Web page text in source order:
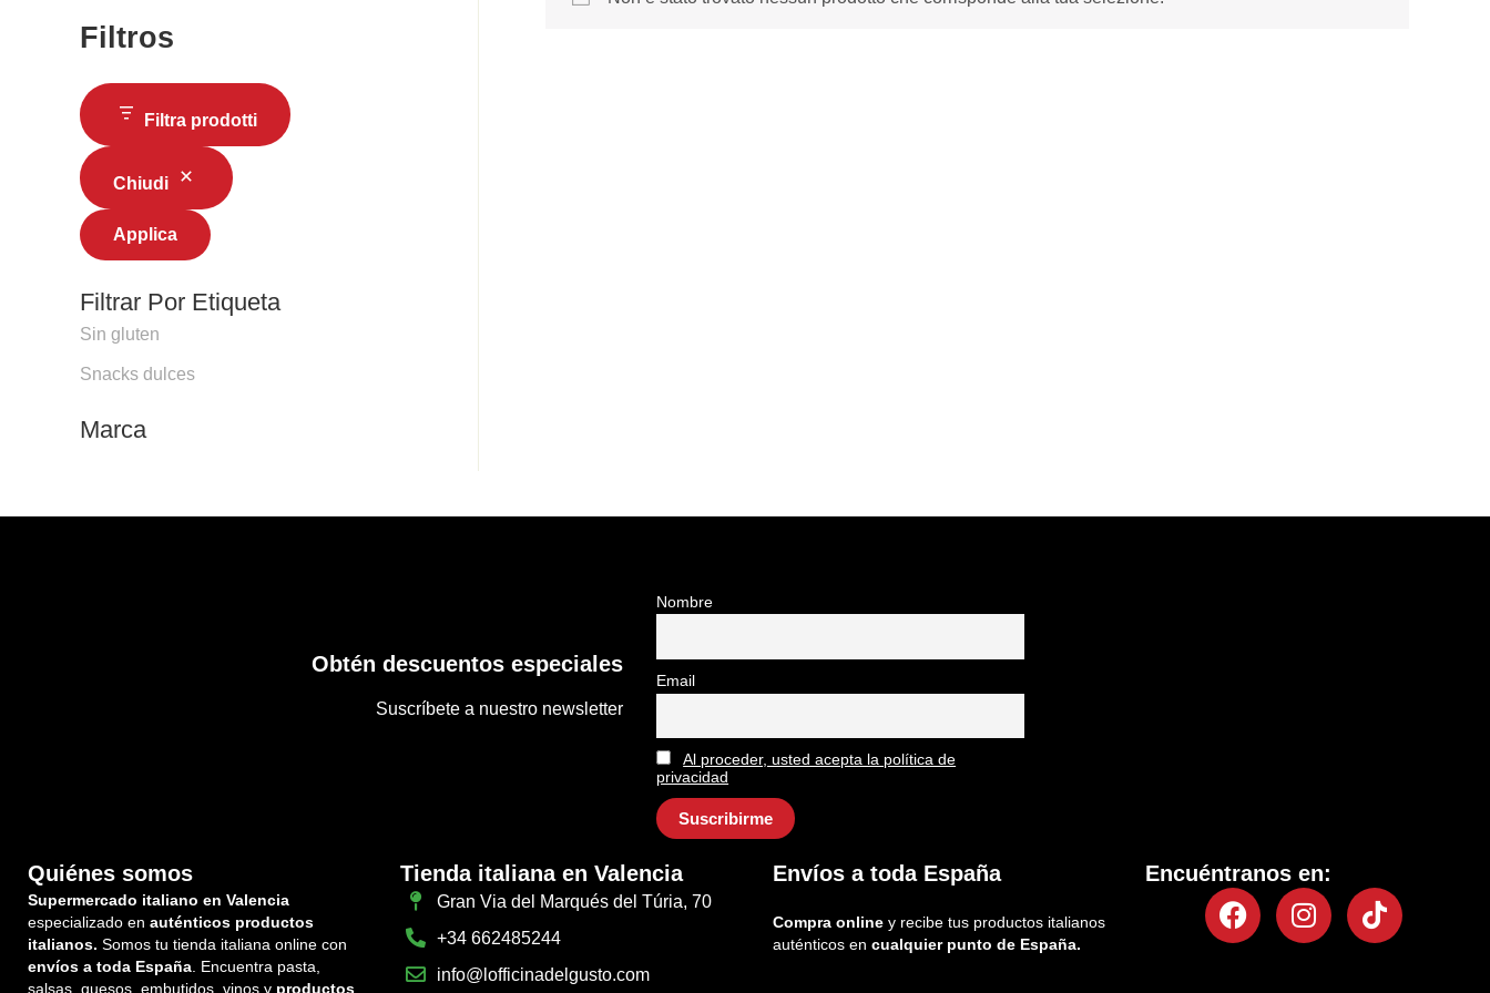
Filtros
Filtra prodotti
Chiudi
Applica
Filtrar Por Etiqueta
Sin gluten
Snacks dulces
Marca
Obtén descuentos especiales
Suscríbete a nuestro newsletter
Nombre
Email
Al proceder, usted acepta la política de
privacidad
Quiénes somos
Supermercado italiano en Valencia
especializado en auténticos productos
italianos. Somos tu tienda italiana online con
envíos a toda España . Encuentra pasta,
salsas, quesos, embutidos, vinos y productos
Tienda italiana en Valencia
Gran Via del Marqués del Túria, 70
+34 662485244
info@lofficinadelgusto.com
Envíos a toda España
Compra online y recibe tus productos italianos
auténticos en cualquier punto de España.
Encuéntranos en:
FacebookInstagram
Tiktok